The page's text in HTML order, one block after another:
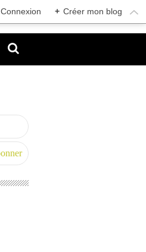
Connexion + Créer mon blog